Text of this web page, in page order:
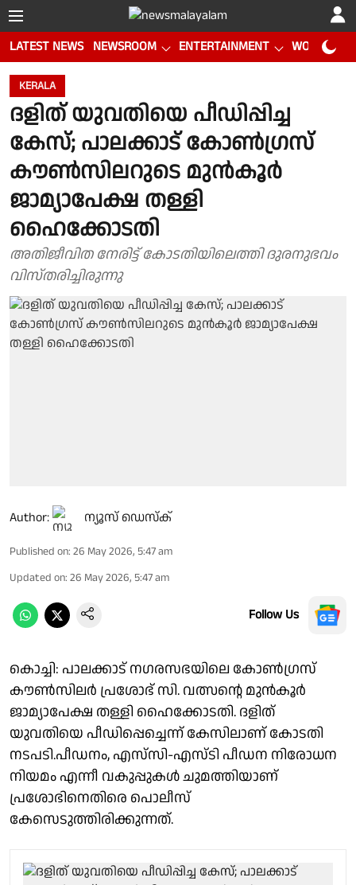
LATEST NEWS NEWSROOM ENTERTAINMENT WORLD CUP
KERALA
ദളിത് യുവതിയെ പീഡിപ്പിച്ച
കേസ്; പാലക്കാട് കോൺഗ്രസ്
കൗൺസിലറുടെ മുൻകൂർ
ജാമ്യാപേക്ഷ തള്ളി
ഹൈക്കോടതി
അതിജീവിത നേരിട്ട് കോടതിയിലെത്തി ദുരനുഭവം
വിസ്തരിച്ചിരുന്നു
Author: ന്യൂസ് ഡെസ്ക്
Published on: 26 May 2026, 5:47 am
Updated on: 26 May 2026, 5:47 am
Follow Us
കൊച്ചി: പാലക്കാട് നഗരസഭയിലെ കോൺഗ്രസ്
കൗൺസിലർ പ്രശോഭ് സി. വത്സന്റെ മുൻകൂർ
ജാമ്യാപേക്ഷ തള്ളി ഹൈക്കോടതി. ദളിത്
യുവതിയെ പീഡിപ്പെച്ചെന്ന് കേസിലാണ് കോടതി
നടപടി.പീഡനം, എസ്‍സി-എസ്ടി പീഡന നിരോധന
നിയമം എന്നീ വകുപ്പുകൾ ചുമത്തിയാണ്
പ്രശോഭിനെതിരെ പൊലീസ്
കേസെടുത്തിരിക്കുന്നത്.